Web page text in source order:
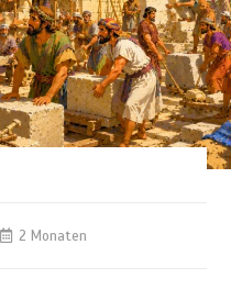
2 Monaten